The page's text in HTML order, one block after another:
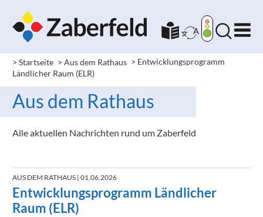
> Startseite > Aus dem Rathaus > Entwicklungsprogramm
Ländlicher Raum (ELR)
Aus dem Rathaus
Alle aktuellen Nachrichten rund um Zaberfeld
AUS DEM RATHAUS | 01.06.2026
Entwicklungsprogramm Ländlicher
Raum (ELR)